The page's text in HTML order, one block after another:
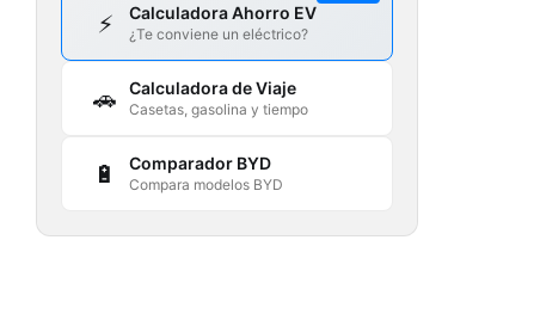
⚡ Calculadora Ahorro EV
¿Te conviene un eléctrico?
🚗 Calculadora de Viaje
Casetas, gasolina y tiempo
🔋 Comparador BYD
Compara modelos BYD